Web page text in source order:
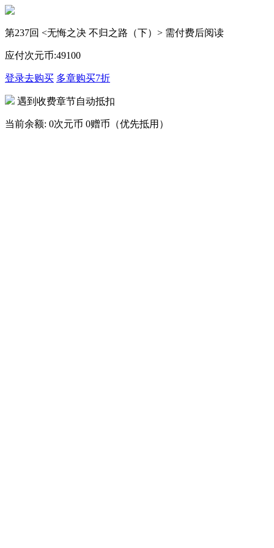
第237回 <无悔之决 不归之路（下）> 需付费后阅读
应付次元币:49100
登录去购买 多章购买7折
遇到收费章节自动抵扣
当前余额: 0次元币 0赠币（优先抵用）